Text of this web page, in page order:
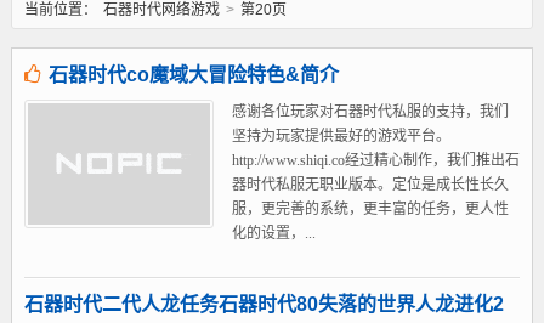
当前位置： 石器时代网络游戏 > 第20页
石器时代co魔域大冒险特色&简介
感谢各位玩家对石器时代私服的支持，我们
坚持为玩家提供最好的游戏平台。
http://www.shiqi.co经过精心制作，我们推出石
器时代私服无职业版本。定位是成长性长久
服，更完善的系统，更丰富的任务，更人性
化的设置，...
石器时代二代人龙任务石器时代80失落的世界人龙进化2